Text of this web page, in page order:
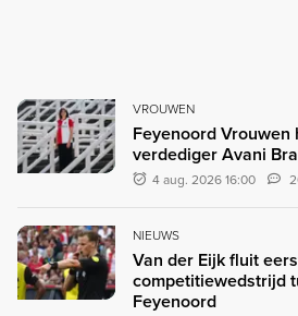
VROUWEN
Feyenoord
verdediger Avani
4 aug. 2026 16:00
NIEUWS
Van der Eijk fluit
competitiewedstrijd
Feyenoord